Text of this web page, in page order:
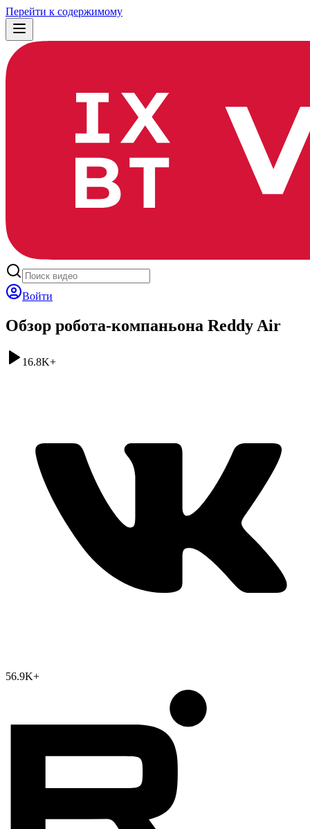
Перейти к содержимому
Войти
Обзор робота-компаньона Reddy Air
16.8K+
56.9K+